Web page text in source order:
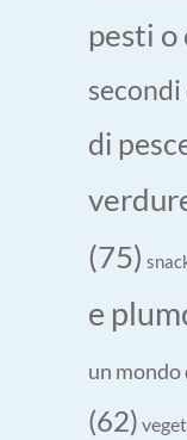
pesti
di
(75)
e
un
(62)